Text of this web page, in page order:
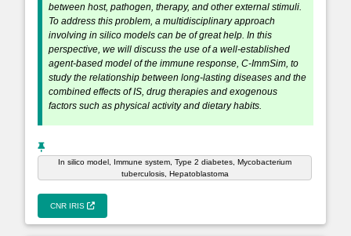
between host, pathogen, therapy, and other external stimuli.
To address this problem, a multidisciplinary approach
involving in silico models can be of great help. In this
perspective, we will discuss the use of a well-established
agent-based model of the immune response, C-ImmSim, to
study the relationship between long-lasting diseases and the
combined effects of IS, drug therapies and exogenous
factors such as physical activity and dietary habits.
In silico model, Immune system, Type 2 diabetes, Mycobacterium
tuberculosis, Hepatoblastoma
CNR IRIS